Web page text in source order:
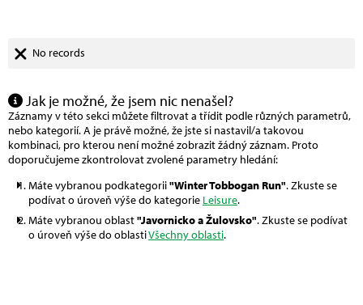
No records
Jak je možné, že jsem nic nenašel?
Záznamy v této sekci můžete filtrovat a třídit podle různých parametrů,
nebo kategorií. A je právě možné, že jste si nastavil/a takovou
kombinaci, pro kterou není možné zobrazit žádný záznam. Proto
doporučujeme zkontrolovat zvolené parametry hledání:
Máte vybranou podkategorii"Winter Tobbogan Run". Zkuste se
podívat o úroveň výše do kategorie Leisure.
Máte vybranou oblast"Javornicko a Žulovsko". Zkuste se podívat
o úroveň výše do oblastiVšechny oblasti.